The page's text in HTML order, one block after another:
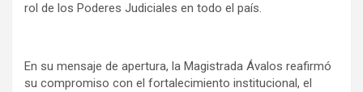
rol de los Poderes Judiciales en todo el país.
En su mensaje de apertura, la Magistrada Ávalos reafirmó
su compromiso con el fortalecimiento institucional, el